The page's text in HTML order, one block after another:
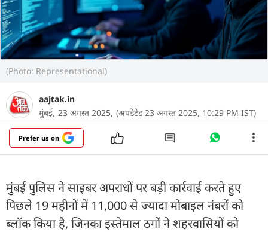
(Photo: Representational)
aajtak.in
मुंबई, 23 अगस्त 2025, (अपडेटेड 23 अगस्त 2025, 10:29 PM IST)
Prefer us on
मुंबई पुलिस ने साइबर अपराधों पर बड़ी कार्रवाई करते हुए
पिछले 19 महीनों में 11,000 से ज्यादा मोबाइल नंबरों को
ब्लॉक किया है, जिनका इस्तेमाल ठगों ने शहरवासियों को